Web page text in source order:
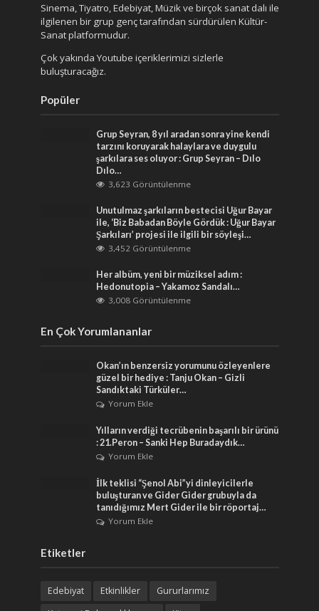
Sinema, Tiyatro, Edebiyat, Müzik ve birçok sanat dalı ile
ilgilenen bir grup genç tarafından sürdürülen Kültür-
Sanat platformudur.
Çok yakında Youtube içeriklerimizi sizlerle
buluşturacağız.
Popüler
Grup Seyran, 8 yıl aradan sonra yine kendi
tarzını koruyarak halaylara ve duygulu
şarkılara ses oluyor : Grup Seyran – Dılo
Dılo…
3,623 Görüntülenme
Unutulmaz şarkıların bestecisi Uğur Bayar
ile, ‘Biz Babadan Böyle Gördük : Uğur Bayar
Şarkıları’ projesi ile ilgili bir söyleşi…
3,452 Görüntülenme
Her albüm, yeni bir müziksel adım :
Hedonutopia – Yakamoz Sandalı…
3,008 Görüntülenme
En Çok Yorumlananlar
Okan’ın benzersiz yorumunu özleyenlere
güzel bir hediye : Tanju Okan – Gizli
Sandıktaki Türküler…
Yorum Ekle
Yılların verdiği tecrübenin başarılı bir ürünü
: 21.Peron – Sanki Hep Buradaydık…
Yorum Ekle
İlk teklisi “Şenol Abi”yi dinleyicilerle
buluşturan ve Gider Gider grubuyla da
tanıdığımız Mert Gider ile bir röportaj…
Yorum Ekle
Etiketler
Edebiyat Etkinlikler
Gururlarımız